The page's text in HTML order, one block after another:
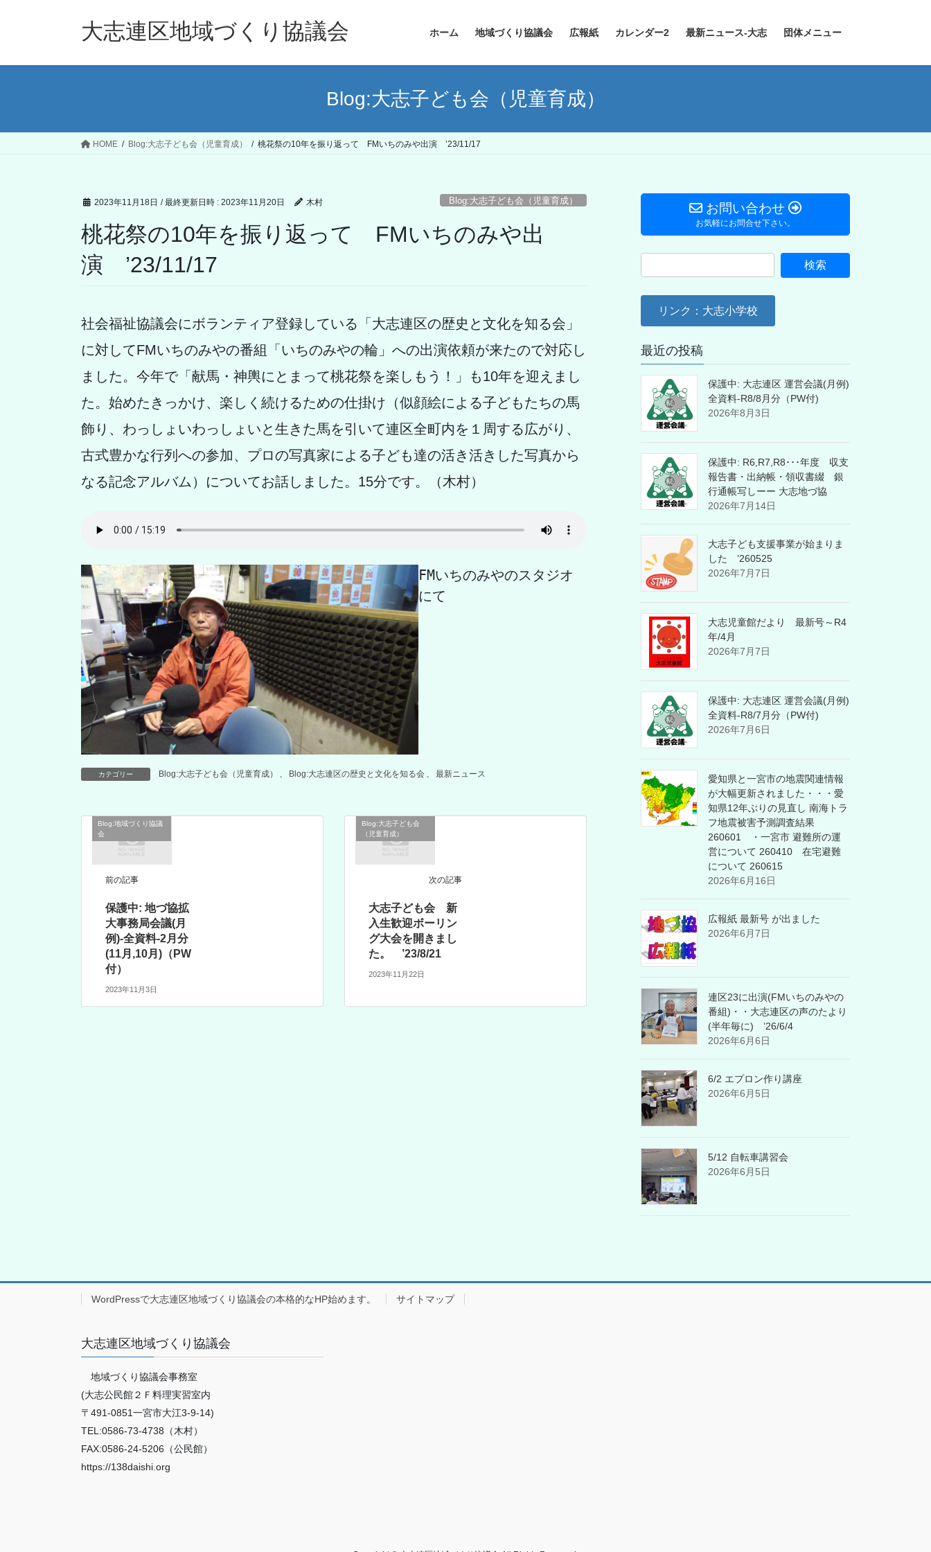
大志連区地域づくり協議会 ホーム 地域づくり協議会 広報紙 カレンダー2 最新ニュース-大志 団体メニュー
Blog:大志子ども会（児童育成）
HOME Blog:大志子ども会（児童育成） 桃花祭の10年を振り返って FMいちのみや出演 ’23/11/17
2023年11月18日 / 最終更新日時 : 2023年11月20日 木村 Blog:大志子ども会（児童育成）
桃花祭の10年を振り返って FMいちのみや出
演 ’23/11/17
社会福祉協議会にボランティア登録している「大志連区の歴史と文化を知る会」
に対してFMいちのみやの番組「いちのみやの輪」への出演依頼が来たので対応し
ました。今年で「献馬・神輿にとまって桃花祭を楽しもう！」も10年を迎えまし
た。始めたきっかけ、楽しく続けるための仕掛け（似顔絵による子どもたちの馬
飾り、わっしょいわっしょいと生きた馬を引いて連区全町内を１周する広がり、
古式豊かな行列への参加、プロの写真家による子ども達の活き活きした写真から
なる記念アルバム）についてお話しました。15分です。（木村）
FMいちのみやのスタジオ
にて
カテゴリー Blog:大志子ども会（児童育成） 、 Blog:大志連区の歴史と文化を知る会 、 最新ニュース
Blog:地域づくり協議
会
前の記事
保護中: 地づ協拡
大事務局会議(月
例)-全資料-2月分
(11月,10月)（PW
付）
2023年11月3日
Blog:大志子ども会
（児童育成）
次の記事
大志子ども会 新
入生歓迎ボーリン
グ大会を開きまし
た。 ’23/8/21
2023年11月22日
お問い合わせ
お気軽にお問合せ下さい。
リンク：大志小学校
最近の投稿
保護中: 大志連区 運営会議(月例)
全資料-R8/8月分（PW付)
2026年8月3日
保護中: R6,R7,R8･･･年度 収支
報告書・出納帳・領収書綴 銀
行通帳写しーー 大志地づ協
2026年7月14日
大志子ども支援事業が始まりま
した ’260525
2026年7月7日
大志児童館だより 最新号～R4
年/4月
2026年7月7日
保護中: 大志連区 運営会議(月例)
全資料-R8/7月分（PW付)
2026年7月6日
愛知県と一宮市の地震関連情報
が大幅更新されました・・・愛
知県12年ぶりの見直し 南海トラ
フ地震被害予測調査結果
260601 ・一宮市 避難所の運
営について 260410 在宅避難
について 260615
2026年6月16日
広報紙 最新号 が出ました
2026年6月7日
連区23に出演(FMいちのみやの
番組)・・大志連区の声のたより
(半年毎に) ’26/6/4
2026年6月6日
6/2 エプロン作り講座
2026年6月5日
5/12 自転車講習会
2026年6月5日
WordPressで大志連区地域づくり協議会の本格的なHP始めます。 サイトマップ
大志連区地域づくり協議会
地域づくり協議会事務室
(大志公民館２Ｆ料理実習室内
〒491-0851一宮市大江3-9-14)
TEL:0586-73-4738（木村）
FAX:0586-24-5206（公民館）
https://138daishi.org